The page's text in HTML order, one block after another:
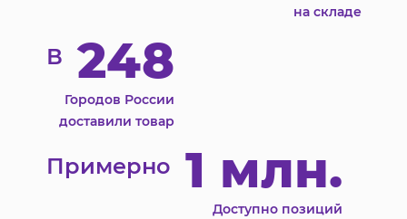
на складе
В 248
Городов России
доставили товар
Примерно 1 млн.
Доступно позиций